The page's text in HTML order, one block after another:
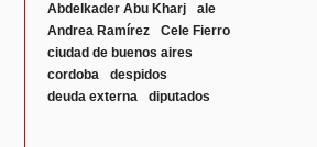
Abdelkader Abu Kharj
ale
Andrea Ramírez
Cele Fierro
ciudad de buenos aires
cordoba
despidos
deuda externa
diputados